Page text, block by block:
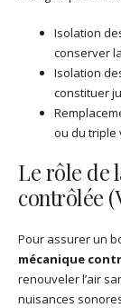
Isolation
conserver
Isolation
constituer
ou du triple
Le rôle de
contrôlée
Pour assurer un
mécanique
renouveler l’air
nuisances